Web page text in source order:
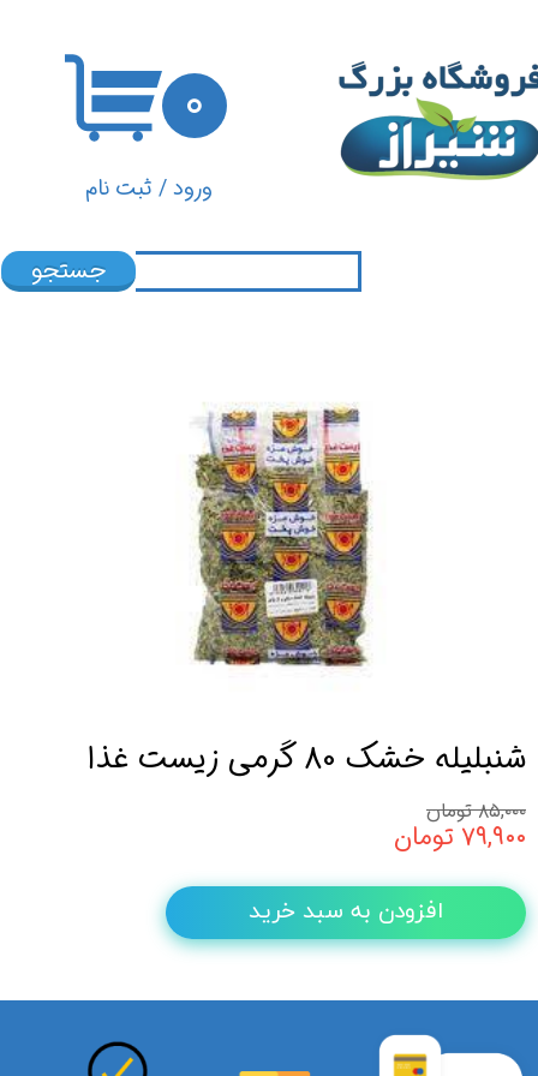
ورود/ ثبت نام
تغییر گذر واژه
سفارشات
۰
جستجو
شنبلیله خشک 80 گرمی زیست غذا
۸۵,۰۰۰ تومان
۷۹,۹۰۰ تومان
افزودن به سبد خرید